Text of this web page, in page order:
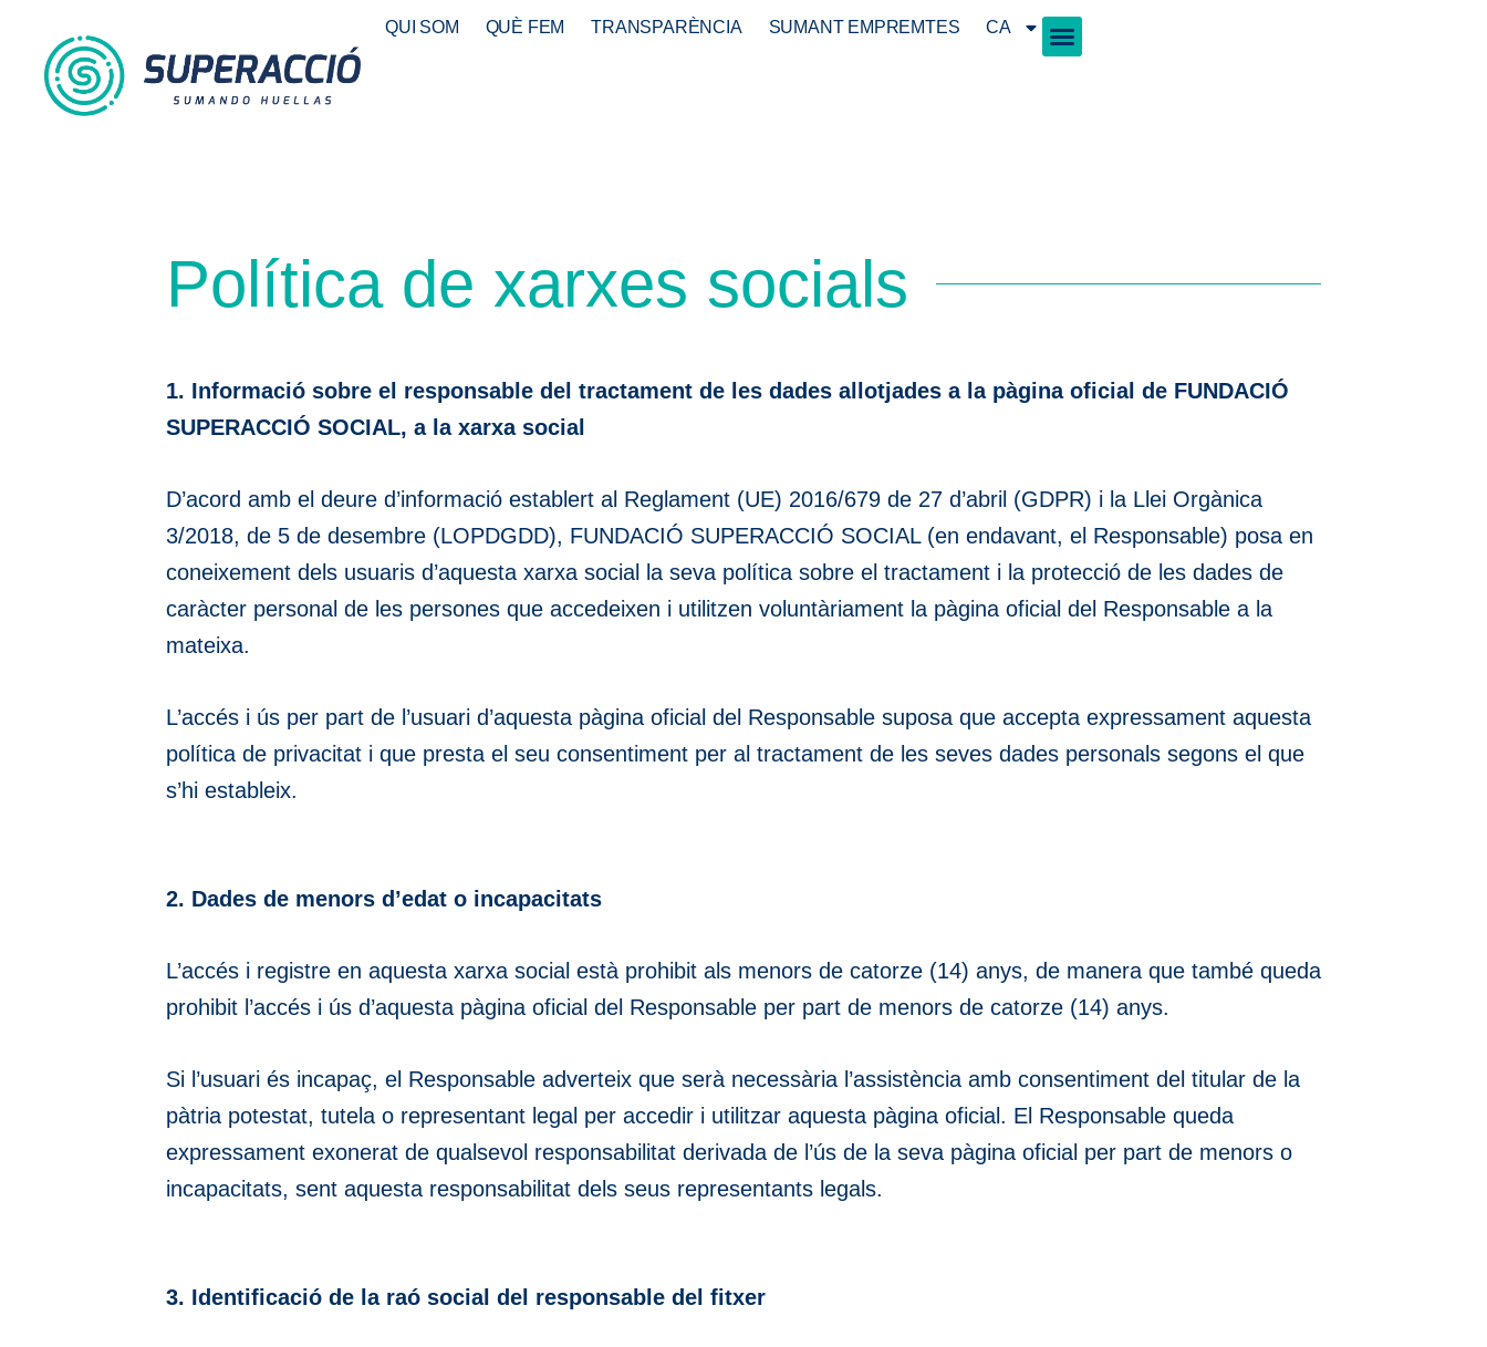
contingut
QUI SOM QUÈ FEM TRANSPARÈNCIA SUMANT EMPREMTES CA
Política de xarxes socials
1. Informació sobre el responsable del tractament de les dades allotjades a la pàgina oficial de FUNDACIÓ
SUPERACCIÓ SOCIAL, a la xarxa social
D’acord amb el deure d’informació establert al Reglament (UE) 2016/679 de 27 d’abril (GDPR) i la Llei Orgànica
3/2018, de 5 de desembre (LOPDGDD), FUNDACIÓ SUPERACCIÓ SOCIAL (en endavant, el Responsable) posa en
coneixement dels usuaris d’aquesta xarxa social la seva política sobre el tractament i la protecció de les dades de
caràcter personal de les persones que accedeixen i utilitzen voluntàriament la pàgina oficial del Responsable a la
mateixa.
L’accés i ús per part de l’usuari d’aquesta pàgina oficial del Responsable suposa que accepta expressament aquesta
política de privacitat i que presta el seu consentiment per al tractament de les seves dades personals segons el que
s’hi estableix.
2. Dades de menors d’edat o incapacitats
L’accés i registre en aquesta xarxa social està prohibit als menors de catorze (14) anys, de manera que també queda
prohibit l’accés i ús d’aquesta pàgina oficial del Responsable per part de menors de catorze (14) anys.
Si l’usuari és incapaç, el Responsable adverteix que serà necessària l’assistència amb consentiment del titular de la
pàtria potestat, tutela o representant legal per accedir i utilitzar aquesta pàgina oficial. El Responsable queda
expressament exonerat de qualsevol responsabilitat derivada de l’ús de la seva pàgina oficial per part de menors o
incapacitats, sent aquesta responsabilitat dels seus representants legals.
3. Identificació de la raó social del responsable del fitxer